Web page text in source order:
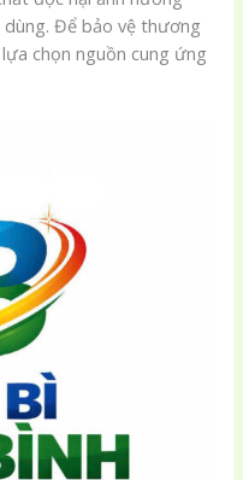
Để bảo vệ thương
chọn nguồn cung ứng